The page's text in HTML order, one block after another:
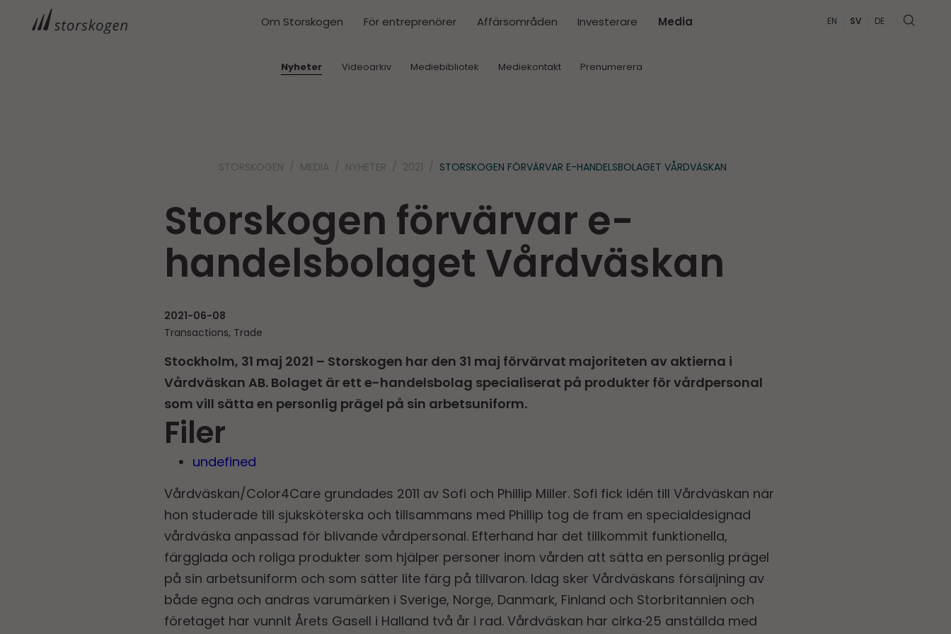
Om Storskogen För entreprenörer Affärsområden Investerare Media
Nyheter Videoarkiv Mediebibliotek Mediekontakt Prenumerera
EN SV DE
STORSKOGEN MEDIA NYHETER 2021 STORSKOGEN FÖRVÄRVAR E-HANDELSBOLAGET VÅRDVÄSKAN
Storskogen förvärvar e-
handelsbolaget Vårdväskan
2021-06-08
Transactions, Trade
Stockholm, 31 maj 2021 – Storskogen har den 31 maj förvärvat majoriteten av aktierna i
Vårdväskan AB. Bolaget är ett e-handelsbolag specialiserat på produkter för vårdpersonal
som vill sätta en personlig prägel på sin arbetsuniform.
Filer
undefined
Vårdväskan/Color4Care grundades 2011 av Sofi och Phillip Miller. Sofi fick idén till Vårdväskan när
hon studerade till sjuksköterska och tillsammans med Phillip tog de fram en specialdesignad
vårdväska anpassad för blivande vårdpersonal. Efterhand har det tillkommit funktionella,
färgglada och roliga produkter som hjälper personer inom vården att sätta en personlig prägel
på sin arbetsuniform och som sätter lite färg på tillvaron. Idag sker Vårdväskans försäljning av
både egna och andras varumärken i Sverige, Norge, Danmark, Finland och Storbritannien och
företaget har vunnit Årets Gasell i Halland två år i rad. Vårdväskan har cirka 25 anställda med